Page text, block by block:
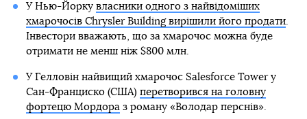
У Нью-Йорку власники одного з найвідоміших
хмарочосів Chrysler Building вирішили його продати.
Інвестори вважають, що за хмарочос можна буде
отримати не менш ніж $800 млн.
У Гелловін найвищий хмарочос Salesforce Tower у
Сан-Франциско (США) перетворився на головну
фортецю Мордора з роману «Володар перснів».